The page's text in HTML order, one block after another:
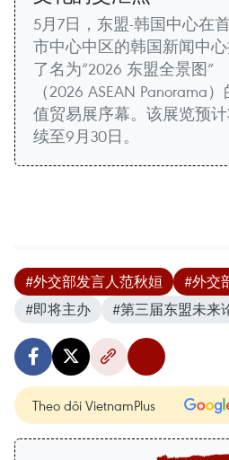
5月7日，东盟-韩国中心在
市中心中区的韩国新闻中
了名为“2026 东盟全景图”
（2026 ASEAN Panorama
值贸易展序幕。该展览预
续至9月30日。
#外交部发言人范秋姮 #外交
#即将主办
#第三届东盟未来
Theo dõi VietnamPlus